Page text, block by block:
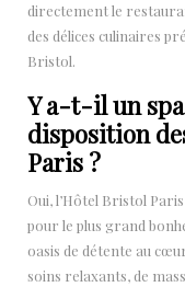
directement le
des délices culinaires
Bristol.
Y a-t-il un
disposition
Paris ?
Oui, l’Hôtel Bristol
pour le plus grand
oasis de détente au
soins relaxants, de